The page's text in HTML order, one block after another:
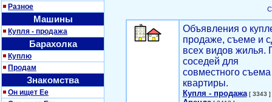
Разное
Машины
Купля - продажа
Барахолка
Куплю
Продам
Знакомства
Он ищет Ее
Объявления о
продаже, съеме и
всех видов жилья.
соседей для
совместного съема
квартиры.
Купля - продажа[ 3343 ]